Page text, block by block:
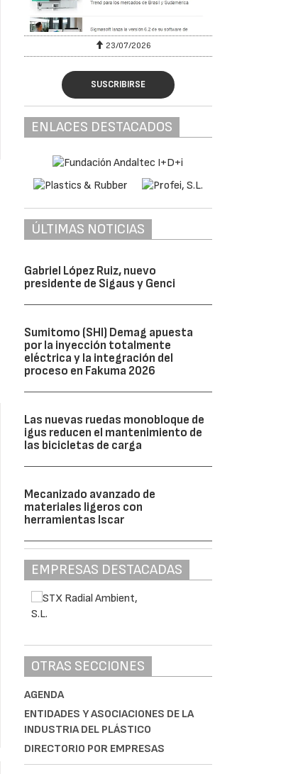
23/07/2026
SUSCRIBIRSE
ENLACES DESTACADOS
ÚLTIMAS NOTICIAS
Gabriel López Ruiz, nuevo
presidente de Sigaus y Genci
Sumitomo (SHI) Demag apuesta
por la inyección totalmente
eléctrica y la integración del
proceso en Fakuma 2026
Las nuevas ruedas monobloque de
igus reducen el mantenimiento de
las bicicletas de carga
Mecanizado avanzado de
materiales ligeros con
herramientas Iscar
EMPRESAS DESTACADAS
OTRAS SECCIONES
AGENDA
ENTIDADES Y ASOCIACIONES DE LA
INDUSTRIA DEL PLÁSTICO
DIRECTORIO POR EMPRESAS